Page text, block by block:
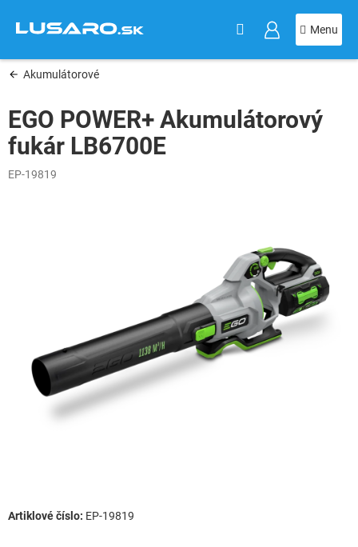
obsah
Akumulátorové
EGO POWER+ Akumulátorový
fukár LB6700E
EP-19819
EP-19819